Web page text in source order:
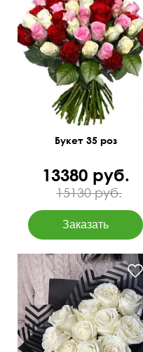
50 см 40 см
Букет 35 роз
13380 руб.
15130 руб.
50 см 30 см